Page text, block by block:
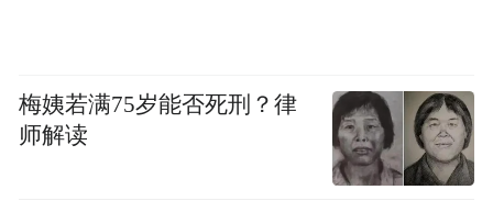
据报道，何猷君是澳门“赌王”何鸿燊的儿
梅姨若满75岁能否死刑？律
师解读